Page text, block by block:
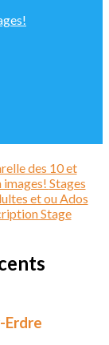
des 10 et
images! Stages
et ou Ados
Stage
Erdre